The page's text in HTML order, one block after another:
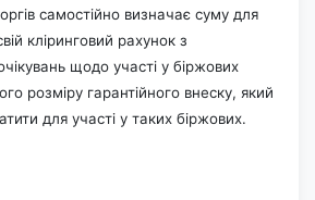
самостійно визначає суму для
кліринговий рахунок з
щодо участі у біржових
розміру гарантійного внеску, який
для участі у таких біржових.